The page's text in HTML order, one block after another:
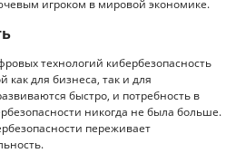
игроком в мировой экономике.
технологий кибербезопасность
как для бизнеса, так и для
быстро, и потребность в
никогда не была больше.
переживает